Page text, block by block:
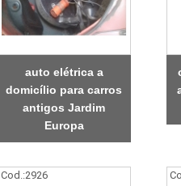
auto elétrica a
domicílio para carros
antigos Jardim
Europa
Cod.:2926